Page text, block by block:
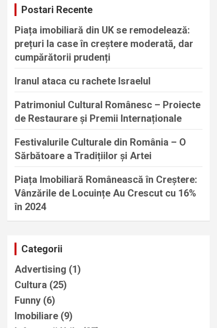
Postari Recente
Piața imobiliară din UK se remodelează:
prețuri la case în creștere moderată, dar
cumpărătorii prudenți
Iranul ataca cu rachete Israelul
Patrimoniul Cultural Românesc – Proiecte
de Restaurare și Premii Internaționale
Festivalurile Culturale din România – O
Sărbătoare a Tradițiilor și Artei
Piața Imobiliară Românească în Creștere:
Vânzările de Locuințe Au Crescut cu 16%
în 2024
Categorii
Advertising (1)
Cultura (25)
Funny (6)
Imobiliare (9)